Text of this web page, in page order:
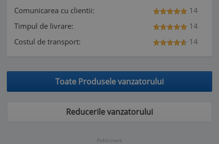
Comunicarea cu clientii:
14
Timpul de livrare:
14
Costul de transport:
14
Toate Produsele vanzatorului
Reducerile vanzatorului
Publicitate